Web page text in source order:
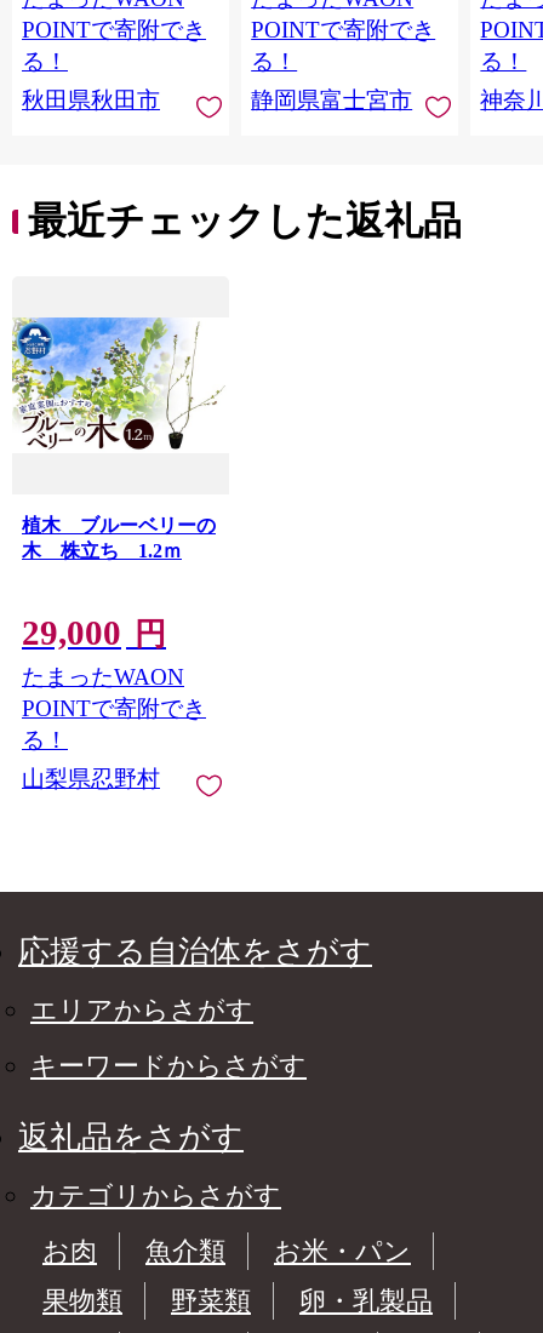
トイレットペーパー
日本製紙クレシア] 秋
田県秋田市
POINTで寄附でき
る！
秋田県秋田市
香りつき 日用品 消耗
品 備蓄
POINTで寄附でき
る！
静岡県富士宮市
防災
ペー
川県
トペー
る！
神奈
最近チェックした返礼品
植木 ブルーベリーの
木 株立ち 1.2ｍ
29,000 円
たまったWAON
POINTで寄附でき
る！
山梨県忍野村
応援する自治体をさがす
エリアからさがす
キーワードからさがす
返礼品をさがす
カテゴリからさがす
お肉
魚介類
お米・パン
果物類
野菜類
卵・乳製品